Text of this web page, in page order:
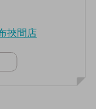
挾間店